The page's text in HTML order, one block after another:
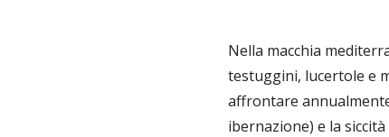
Nella macchia
testuggini, lucertole e
affrontare
ibernazione) e la